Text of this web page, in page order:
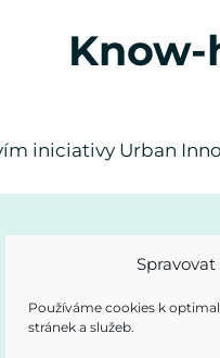
Spravovat
Používáme cookies k
stránek a služeb.
iniciativy Urban